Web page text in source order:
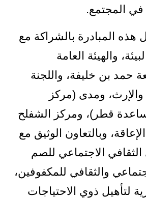
في المجتمع.
المبادرة بالشراكة مع
والهيئة العامة
حمد بن خليفة، واللجنة
والإرث، ومدى (مركز
قطر)، ومركز الشفلح
وبالتعاون الوثيق مع
الثقافي الاجتماعي للصم
والثقافي للمكفوفين،
لتأهيل ذوي الاحتياجات